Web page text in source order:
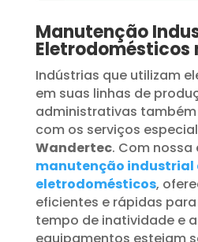
Manutenção
Eletrodomésticos
Indústrias que utilizam
em suas linhas de
administrativas
com os serviços
Wandertec. Com nossa
manutenção industrial
eletrodomésticos,
eficientes e rápidas
tempo de inatividade e
equipamentos estejam